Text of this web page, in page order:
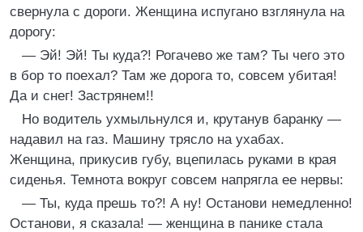
свернула с дороги. Женщина испугано взглянула на
дорогу:
— Эй! Эй! Ты куда?! Рогачево же там? Ты чего это
в бор то поехал? Там же дорога то, совсем убитая!
Да и снег! Застрянем!!
Но водитель ухмыльнулся и, крутанув баранку —
надавил на газ. Машину трясло на ухабах.
Женщина, прикусив губу, вцепилась руками в края
сиденья. Темнота вокруг совсем напрягла ее нервы:
— Ты, куда прешь то?! А ну! Останови немедленно!
Останови, я сказала! — женщина в панике стала